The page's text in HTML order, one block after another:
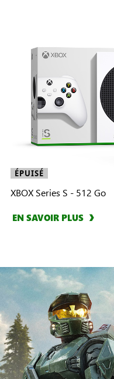
ÉPUISÉ
XBOX Series S - 512 Go
EN SAVOIR PLUS